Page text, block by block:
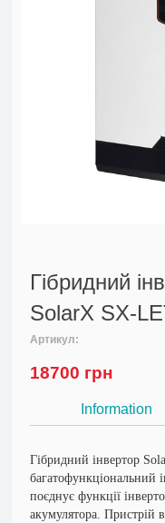
Гібридний
SolarX SX-
Артикул:
18700 грн
Information
Гібридний інвертор
багатофункціональний
поєднує функції
акумулятора. Пристрій